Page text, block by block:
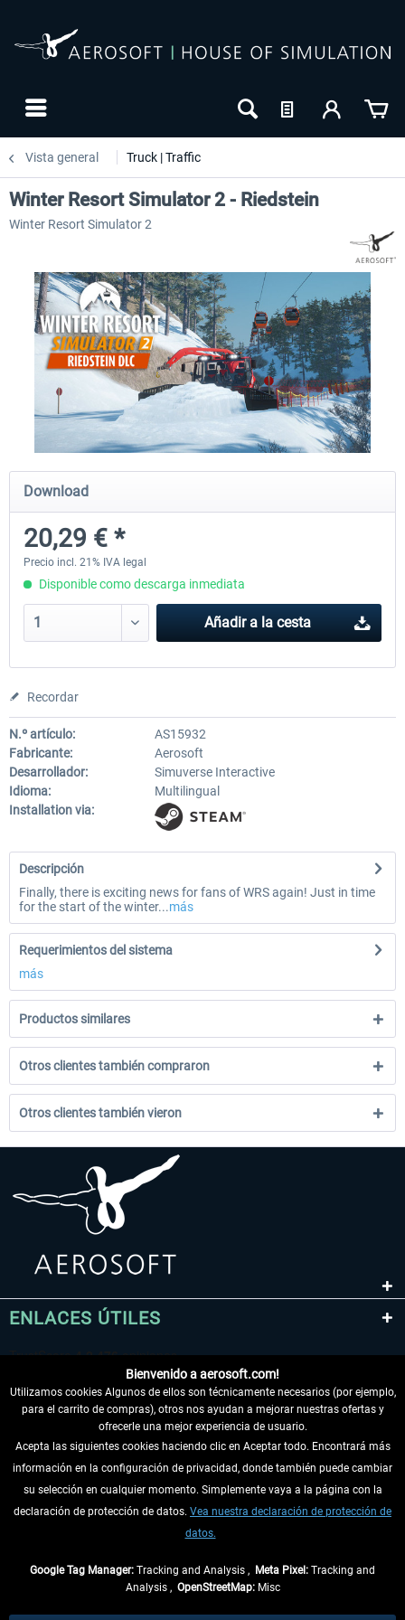
Vista general Truck | Traffic
CityDriver
30,49 € *
-20
CityDriver - Deluxe
Winter Resort Simulator 2 - Riedstein
Winter Resort Simulator 2
Download
20,29 € *
Precio incl. 21% IVA legal
Disponible como descarga inmediata
Añadir a la cesta
Recordar
N.º artículo:
AS15932
Fabricante:
Aerosoft
Desarrollador:
Simuverse Interactive
Idioma:
Multilingual
Installation via:
Descripción
Finally, there is exciting news for fans of WRS again! Just in time
for the start of the winter...más
Requerimientos del sistema
más
Productos similares
Otros clientes también compraron
Otros clientes también vieron
ENLACES ÚTILES
DESISTIR DEL CONTRATO
INFORMACIÓN
Bienvenido a aerosoft.com!
Utilizamos cookies Algunos de ellos son técnicamente necesarios (por ejemplo,
para el carrito de compras), otros nos ayudan a mejorar nuestras ofertas y
ofrecerle una mejor experiencia de usuario.
Acepta las siguientes cookies haciendo clic en Aceptar todo. Encontrará más
información en la configuración de privacidad, donde también puede cambiar
su selección en cualquier momento. Simplemente vaya a la página con la
declaración de protección de datos. Vea nuestra declaración de protección de
datos.
Google Tag Manager: Tracking and Analysis , Meta Pixel: Tracking and
Analysis , OpenStreetMap:Misc